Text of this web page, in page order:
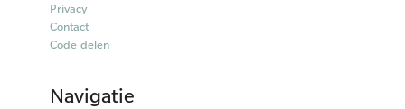
Privacy
Contact
Code delen
Navigatie